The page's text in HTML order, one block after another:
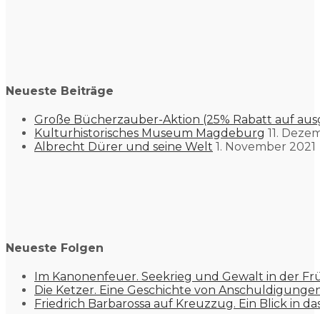
Neueste Beiträge
Große Bücherzauber-Aktion (25% Rabatt auf
Kulturhistorisches Museum Magdeburg 11.
Albrecht Dürer und seine Welt 1. November 2021
Neueste Folgen
Im Kanonenfeuer. Seekrieg und Gewalt in der
Die Ketzer. Eine Geschichte von
Friedrich Barbarossa auf Kreuzzug. Ein Blick in